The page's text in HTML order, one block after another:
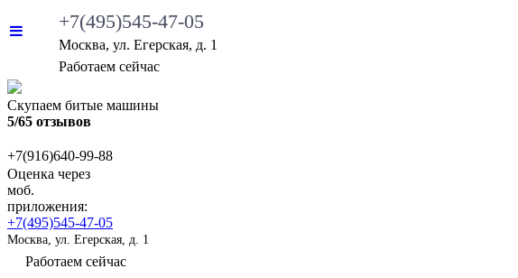
+7(495)545-47-05
Москва, ул. Егерская, д. 1
Работаем сейчас
Скупаем битые машины
5/65 отзывов
+7(916)640-99-88
Оценка через
моб.
приложения:
+7(495)545-47-05
Москва, ул. Егерская, д. 1
Работаем сейчас